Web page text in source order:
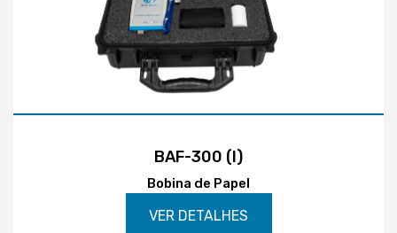
BAF-300 (I)
Bobina de Papel
VER DETALHES